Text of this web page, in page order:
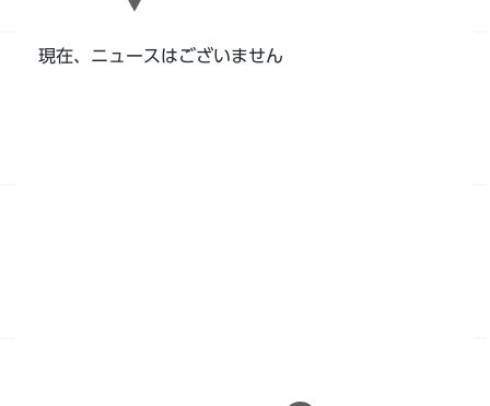
現在、ニュースはございません